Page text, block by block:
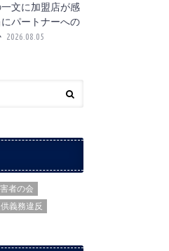
一文に加盟店が感
パートナーへの
2026.08.05
者の会
義務違反